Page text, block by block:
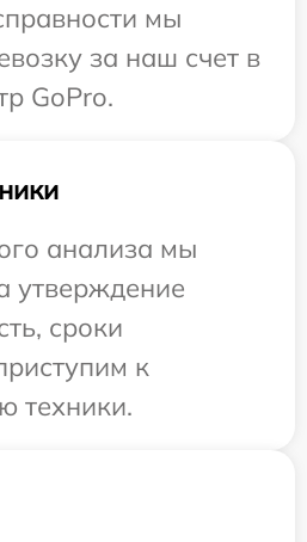
мы
за наш счет в
GoPro.
анализа мы
утверждение
сроки
к
техники.